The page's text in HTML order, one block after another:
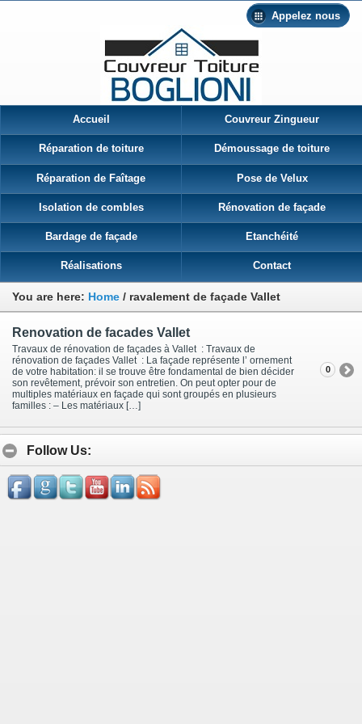
Appelez nous
Accueil Couvreur Zingueur
Réparation de toiture Démoussage de toiture
Réparation de Faîtage Pose de Velux
Isolation de combles Rénovation de façade
Bardage de façade Etanchéité
Réalisations Contact
You are here: Home / ravalement de façade Vallet
Renovation de facades Vallet
Travaux de rénovation de façades à Vallet : Travaux de
rénovation de façades Vallet : La façade représente l’ ornement
de votre habitation: il se trouve être fondamental de bien décider
son revêtement, prévoir son entretien. On peut opter pour de
multiples matériaux en façade qui sont groupés en plusieurs
familles : – Les matériaux […]
0
Follow Us: